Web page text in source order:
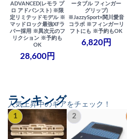
ADVANCED(レモラ プ
ロ アドバンスト) ※限
定リミテッドモデル ※
マッドロック最強XFラ
バー採用 ※異次元のフ
リクション ※予約も
OK
28,600円
ータブル フィンガー
グリップ)
※JazzySport×関川愛音
コラボ ※フィンガーリ
フトにも ※予約もOK
6,820円
人気上昇中のギアをチェック！
ランキング
1 2